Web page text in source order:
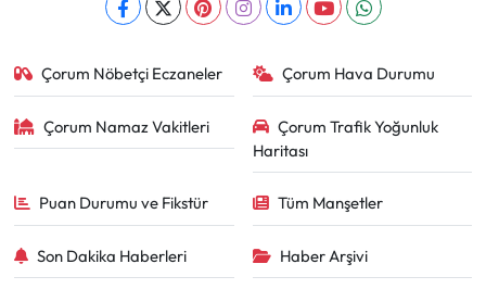
Çorum Nöbetçi Eczaneler Çorum Hava Durumu
Çorum Namaz Vakitleri
Çorum Trafik Yoğunluk
Haritası
Puan Durumu ve Fikstür Tüm Manşetler
Son Dakika Haberleri Haber Arşivi